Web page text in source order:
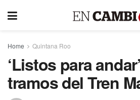
Home Quintana Roo
‘Listos para
tramos del Tren